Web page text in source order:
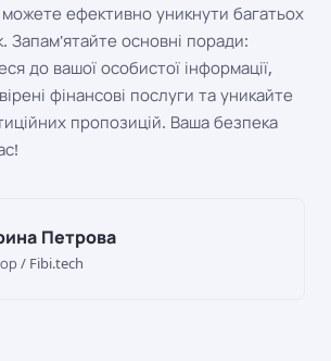
ефективно уникнути багатьох
Запам'ятайте основні поради:
до вашої особистої інформації,
фінансові послуги та уникайте
пропозицій. Ваша безпека
Петрова
/ Fibi.tech